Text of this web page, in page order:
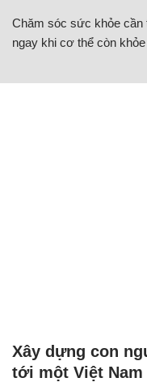
Chăm sóc sức khỏe cần
ngay khi cơ thể còn khỏe
Xây dựng con
tới một Việt